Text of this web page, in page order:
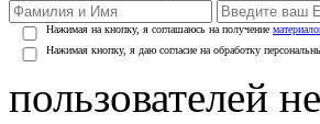
Нажимая на кнопку, я соглашаюсь на получение
Нажимая кнопку, я даю согласие на обработку
пользователей